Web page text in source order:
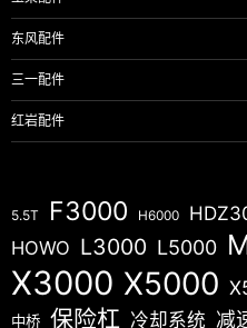
东风配件
三一配件
红岩配件
5.5T F3000 H6000
HOWO L3000 L5000
X3000 X5000
中桥 保险杠 冷却系统 减